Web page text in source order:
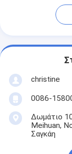
christine
0086-
Δωμάτιο
Meihuan,
Σαγκάη